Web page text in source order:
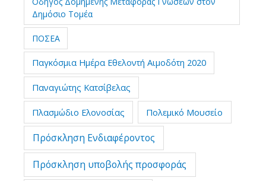
Δημόσιο Τομέα
ΠΟΣΕΑ
Παγκόσμια Ημέρα Εθελοντή Αιμοδότη 2020
Παναγιώτης Κατσίβελας
Πλασμώδιο Ελονοσίας Πολεμικό Μουσείο
Πρόσκληση Ενδιαφέροντος
Πρόσκληση υποβολής προσφοράς